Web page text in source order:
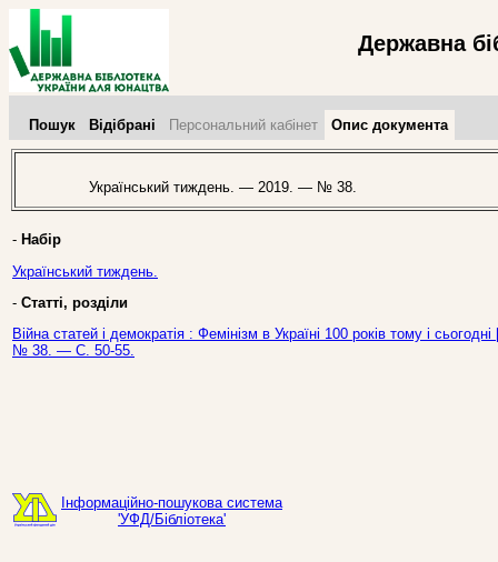
Державна
Пошук Відібрані Персональний кабінет Опис документа
Український тиждень. — 2019. — № 38.
- Набір
Український тиждень.
- Статті, розділи
Війна статей і демократія : Фемінізм в Україні 100 років тому і
№ 38. — С. 50-55.
Інформаційно-пошукова система
'УФД/Бібліотека'